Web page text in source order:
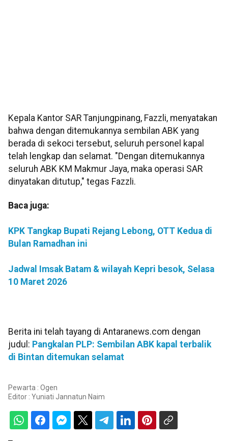
Kepala Kantor SAR Tanjungpinang, Fazzli, menyatakan
bahwa dengan ditemukannya sembilan ABK yang
berada di sekoci tersebut, seluruh personel kapal
telah lengkap dan selamat. "Dengan ditemukannya
seluruh ABK KM Makmur Jaya, maka operasi SAR
dinyatakan ditutup," tegas Fazzli.
Baca juga:
KPK Tangkap Bupati Rejang Lebong, OTT Kedua di
Bulan Ramadhan ini
Jadwal Imsak Batam & wilayah Kepri besok, Selasa
10 Maret 2026
Berita ini telah tayang di Antaranews.com dengan
judul: Pangkalan PLP: Sembilan ABK kapal terbalik
di Bintan ditemukan selamat
Pewarta : Ogen
Editor : Yuniati Jannatun Naim